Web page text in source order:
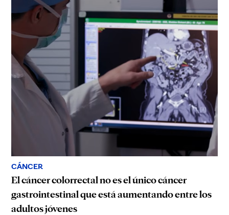
CÁNCER
El cáncer colorrectal no es el único cáncer
gastrointestinal que está aumentando entre los
adultos jóvenes